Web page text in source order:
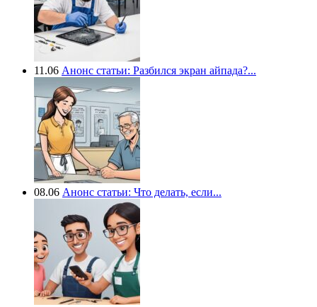
11.06 Анонс статьи: Разбился экран айпада?...
08.06 Анонс статьи: Что делать, если...